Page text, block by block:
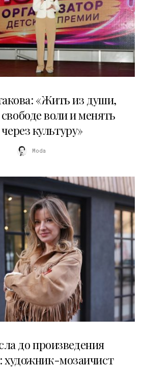
«Жить из души,
воли и менять
культуру»
Moda
до произведения
художник-мозаичист